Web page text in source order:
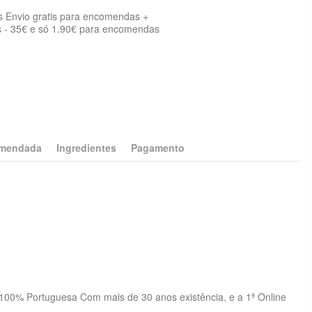
Envio gratis para encomendas +
35€ e só 1.90€ para encomendas
Ingredientes Pagamento
animais de estimação.
Portuguesa Com mais de 30 anos existência, e a 1ª Online